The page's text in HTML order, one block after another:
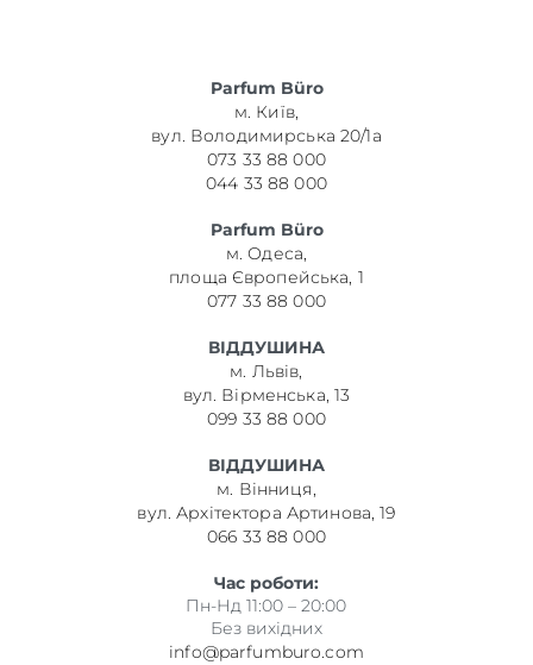
Parfum Büro
м. Київ,
вул. Володимирська 20/1а
073 33 88 000
044 33 88 000
Parfum Büro
м. Одеса,
площа Європейська, 1
077 33 88 000
ВІДДУШИНА
м. Львів,
вул. Вірменська, 13
099 33 88 000
ВІДДУШИНА
м. Вінниця,
вул. Архітектора Артинова, 19
066 33 88 000
Час роботи:
Пн-Нд 11:00 – 20:00
Без вихідних
info@parfumburo.com